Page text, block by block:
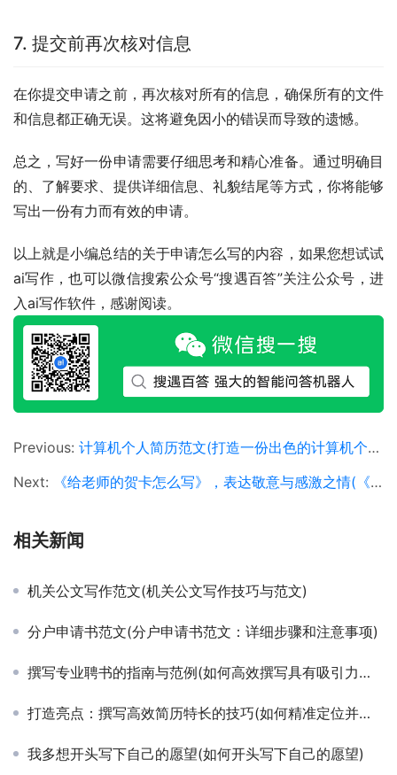
7. 提交前再次核对信息
在你提交申请之前，再次核对所有的信息，确保所有的文件
和信息都正确无误。这将避免因小的错误而导致的遗憾。
总之，写好一份申请需要仔细思考和精心准备。通过明确目
的、了解要求、提供详细信息、礼貌结尾等方式，你将能够
写出一份有力而有效的申请。
以上就是小编总结的关于申请怎么写的内容，如果您想试试
ai写作，也可以微信搜索公众号“搜遇百答”关注公众号，进
入ai写作软件，感谢阅读。
Previous: 计算机个人简历范文(打造一份出色的计算机个人简历范文)
Next:
《给老师的贺卡怎么写》，表达敬意与感激之情(《给老师的贺卡怎么写》，掌握贺卡写作技巧)
相关新闻
机关公文写作范文(机关公文写作技巧与范文)
分户申请书范文(分户申请书范文：详细步骤和注意事项)
撰写专业聘书的指南与范例(如何高效撰写具有吸引力的企业聘书模板)
打造亮点：撰写高效简历特长的技巧(如何精准定位并展现个人简历中的核心特长)
我多想开头写下自己的愿望(如何开头写下自己的愿望)